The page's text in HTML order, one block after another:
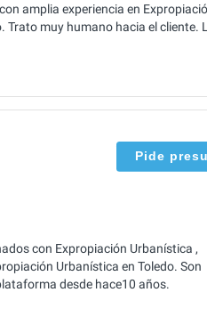
amplia experiencia en
Trato muy humano hacia el cliente.
Pide
con Expropiación Urbanística ,
Urbanística en Toledo. Son
desde hace10 años.